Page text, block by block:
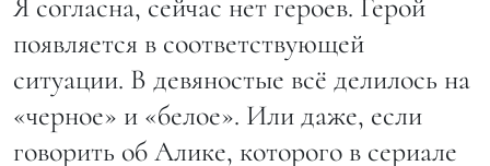
Я согласна, сейчас нет героев. Герой
появляется в соответствующей
ситуации. В девяностые всё делилось на
«черное» и «белое». Или даже, если
говорить об Алике, которого в сериале